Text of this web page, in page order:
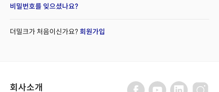
비밀번호를 잊으셨나요?
더밀크가 처음이신가요? 회원가입
회사소개